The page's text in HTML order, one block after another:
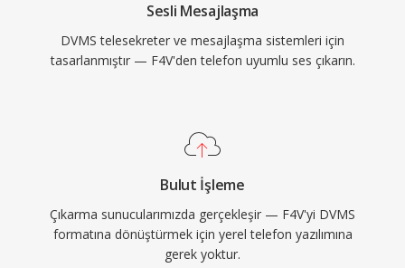
Sesli Mesajlaşma
DVMS telesekreter ve mesajlaşma sistemleri için
tasarlanmıştır — F4V'den telefon uyumlu ses çıkarın.
Bulut İşleme
Çıkarma sunucularımızda gerçekleşir — F4V'yi DVMS
formatına dönüştürmek için yerel telefon yazılımına
gerek yoktur.